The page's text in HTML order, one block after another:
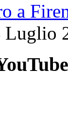
a
Luglio